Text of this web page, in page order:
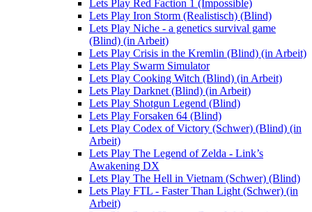
Lets Play Red Faction 1 (Impossible)
Lets Play Iron Storm (Realistisch) (Blind)
Lets Play Niche - a genetics survival game
(Blind) (in Arbeit)
Lets Play Crisis in the Kremlin (Blind) (in Arbeit)
Lets Play Swarm Simulator
Lets Play Cooking Witch (Blind) (in Arbeit)
Lets Play Darknet (Blind) (in Arbeit)
Lets Play Shotgun Legend (Blind)
Lets Play Forsaken 64 (Blind)
Lets Play Codex of Victory (Schwer) (Blind) (in
Arbeit)
Lets Play The Legend of Zelda - Link’s
Awakening DX
Lets Play The Hell in Vietnam (Schwer) (Blind)
Lets Play FTL - Faster Than Light (Schwer) (in
Arbeit)